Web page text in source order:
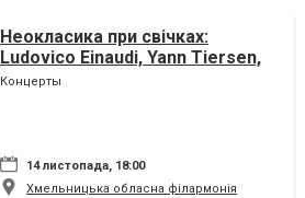
Неокласика при свічках:
Ludovico Einaudi, Yann Tiersen,
Max Richter
Концерты
14 листопада, 18:00
Хмельницька обласна філармонія